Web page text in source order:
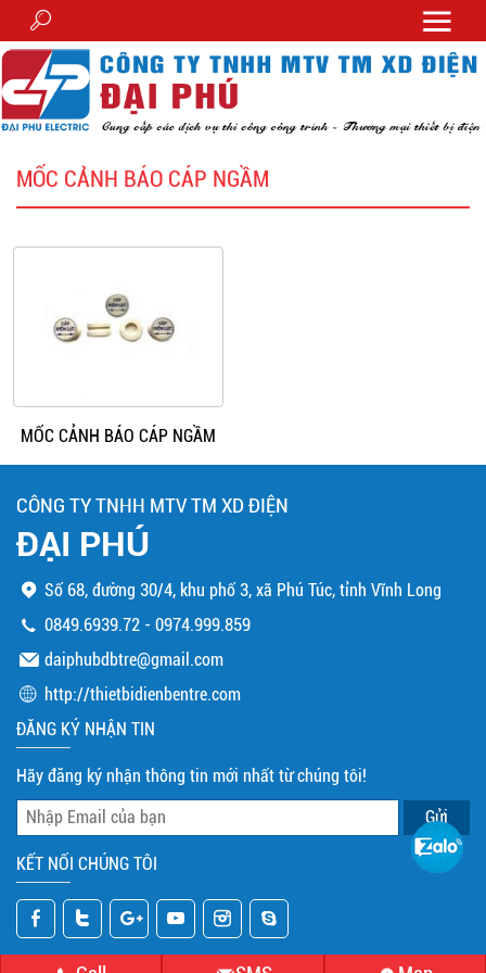
MỐC CẢNH BÁO CÁP NGẦM
MỐC CẢNH BÁO CÁP NGẦM
CÔNG TY TNHH MTV TM XD ĐIỆN
ĐẠI PHÚ
Số 68, đường 30/4, khu phố 3, xã Phú Túc, tỉnh Vĩnh Long
0849.6939.72 -0974.999.859
daiphubdbtre@gmail.com
http://thietbidienbentre.com
ĐĂNG KÝ NHẬN TIN
Hãy đăng ký nhận thông tin mới nhất từ chúng tôi!
KẾT NỐI CHÚNG TÔI